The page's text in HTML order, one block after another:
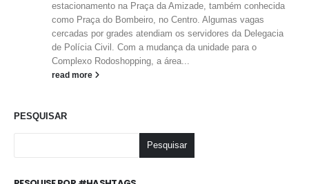
estacionamento na Praça da Amizade, também conhecida
como Praça do Bombeiro, no Centro. Algumas vagas
cercadas por grades atendiam os servidores da Delegacia
de Polícia Civil. Com a mudança da unidade para o
Complexo Rodoshopping, a área...
read more
PESQUISAR
Pesquisar